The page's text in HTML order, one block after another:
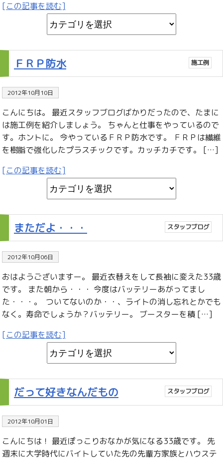
[この記事を読む]
ＦＲＰ防水 施工例
2012年10月10日
こんにちは。 最近スタッフブログばかりだったので、たまに
は施工例を紹介しましょう。 ちゃんと仕事をやっているので
す。ホントに。 今やっているＦＲＰ防水です。 ＦＲＰは繊維
を樹脂で強化したプラスチックです。カッチカチです。 […]
[この記事を読む]
まただよ・・・ スタッフブログ
2012年10月06日
おはようございますー。 最近衣替えをして長袖に変えた33歳
です。 また朝から・・・ 今度はバッテリーあがってまし
た・・・。 ついてないのか・・、ライトの消し忘れとかでも
なく。寿命でしょうか？バッテリー。 ブースターを積 […]
[この記事を読む]
だって好きなんだもの スタッフブログ
2012年10月01日
こんにちは！ 最近ぽっこりおなかが気になる33歳です。 先
週末に大学時代にバイトしていた先の先輩方家族とハウステ